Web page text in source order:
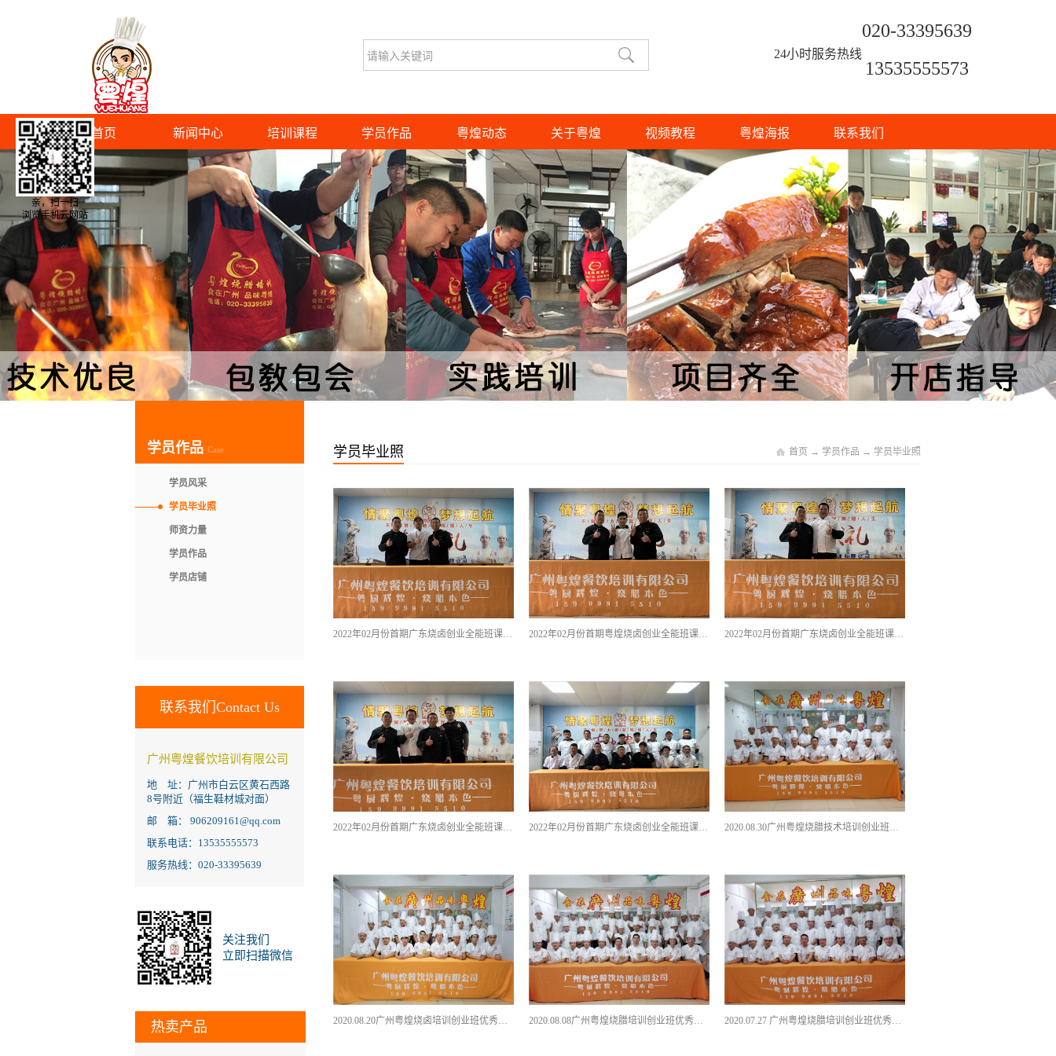
24小时服务热线
020-33395639
13535555573
首页 新闻中心 培训课程 学员作品 粤煌动态 关于粤煌 视频教程 粤煌海报 联系我们
学员作品 Case
学员风采
学员毕业照
师资力量
学员作品
学员店铺
联系我们Contact Us
广州粤煌餐饮培训有限公司
地 址：广州市白云区黄石西路
8号附近（福生鞋材城对面）
邮 箱： 906209161@qq.com
联系电话：13535555573
服务热线：020-33395639
关注我们
立即扫描微信
热卖产品
学员毕业照 首页 → 学员作品 → 学员毕业照
2022年02月份首期广东烧卤创业全能班课程优秀学员留影 2022年02月份首期粤煌烧卤创业全能班课程优秀学员留影 2022年02月份首期广东烧卤创业全能班课程优秀学员留影
2022年02月份首期广东烧卤创业全能班课程优秀学员留影 2022年02月份首期广东烧卤创业全能班课程优秀学员留影 2020.08.30广州粤煌烧腊技术培训创业班优秀学员合影
2020.08.20广州粤煌烧卤培训创业班优秀学员合影 2020.08.08广州粤煌烧腊培训创业班优秀学员合影 2020.07.27 广州粤煌烧腊培训创业班优秀学员合影
亲，扫一扫
浏览手机云网站